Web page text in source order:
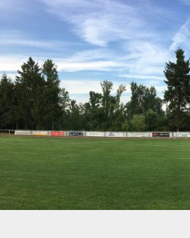
Zu
Inhalten
springen